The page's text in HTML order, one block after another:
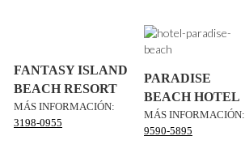
FANTASY ISLAND
BEACH RESORT
MÁS INFORMACIÓN:
3198-0955
PARADISE
BEACH HOTEL
MÁS INFORMACIÓN:
9590-5895